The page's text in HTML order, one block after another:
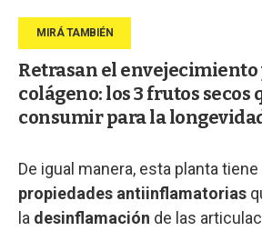
Retrasan el
colágeno: los 3 frutos secos
consumir para la
De igual manera, esta planta
propiedades antiinflamatorias
la desinflamación de las